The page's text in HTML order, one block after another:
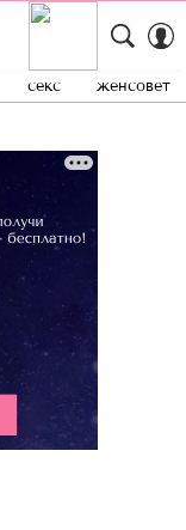
секс женсовет